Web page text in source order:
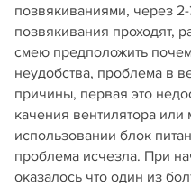
позвякиваниями, через
позвякивания проходят,
смею предположить
неудобства, проблема в
причины, первая это
качения вентилятора
использовании блок
проблема исчезла. При
оказалось что один из